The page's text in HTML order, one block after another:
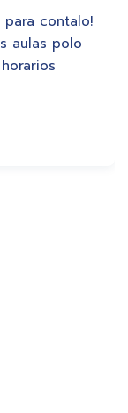
contalo!
aulas polo